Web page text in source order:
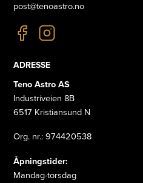
post@tenoastro.no
ADRESSE
Teno Astro AS
Industriveien 8B
6517 Kristiansund N
Org. nr.: 974420538
Åpningstider:
Mandag-torsdag